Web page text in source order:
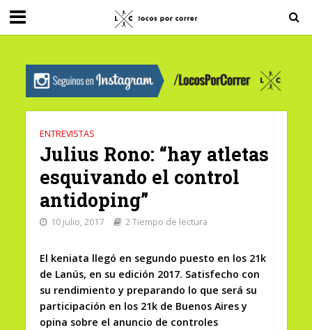
G-0X2PD3RFLV
ENTREVISTAS
Julius Rono: “hay atletas
esquivando el control
antidoping”
10 julio, 2017 2 Tiempo de lectura
El keniata llegó en segundo puesto en los 21k
de Lanús, en su edición 2017. Satisfecho con
su rendimiento y preparando lo que será su
participación en los 21k de Buenos Aires y
opina sobre el anuncio de controles